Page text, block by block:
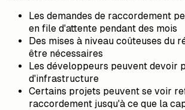
Les demandes de raccordement
en file d'attente pendant des mois
Des mises à niveau coûteuses du
être nécessaires
Les développeurs peuvent devoir
d'infrastructure
Certains projets peuvent se voir
raccordement jusqu'à ce que la